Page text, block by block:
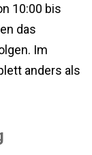
10:00 bis
das
Im
anders als